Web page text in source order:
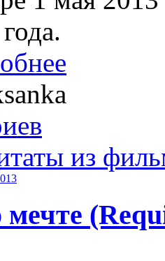
из